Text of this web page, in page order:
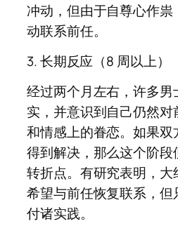
冲动，但由于自尊心作
动联系前任。
3. 长期反应（8 周以上）
经过两个月左右，许多
实，并意识到自己仍然
和情感上的眷恋。如果
得到解决，那么这个阶
转折点。有研究表明，
希望与前任恢复联系，但
付诸实践。